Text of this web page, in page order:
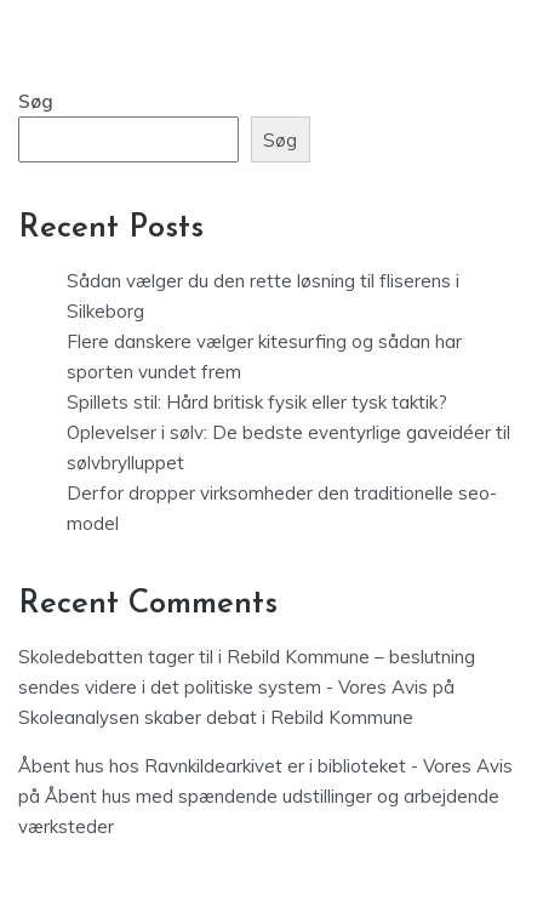
Søg
Søg
Recent Posts
Sådan vælger du den rette løsning til fliserens i
Silkeborg
Flere danskere vælger kitesurfing og sådan har
sporten vundet frem
Spillets stil: Hård britisk fysik eller tysk taktik?
Oplevelser i sølv: De bedste eventyrlige gaveidéer til
sølvbrylluppet
Derfor dropper virksomheder den traditionelle seo-
model
Recent Comments
Skoledebatten tager til i Rebild Kommune – beslutning
sendes videre i det politiske system - Vores Avis på
Skoleanalysen skaber debat i Rebild Kommune
Åbent hus hos Ravnkildearkivet er i biblioteket - Vores Avis
på Åbent hus med spændende udstillinger og arbejdende
værksteder